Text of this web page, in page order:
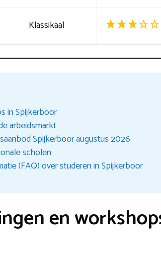
Klassikaal
in Spijkerboor
arbeidsmarkt
Spijkerboor augustus 2026
scholen
(FAQ) over studeren in Spijkerboor
en